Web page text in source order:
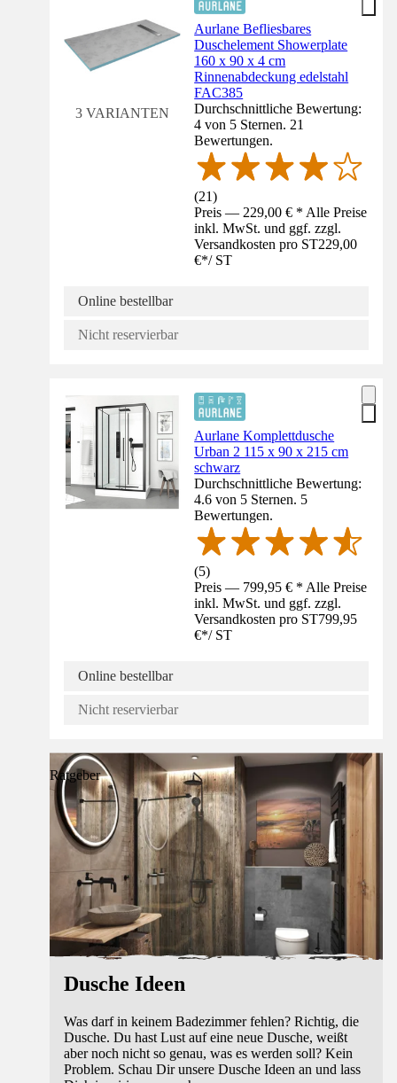
3 VARIANTEN
Aurlane Befliesbares
Duschelement Showerplate
160 x 90 x 4 cm
Rinnenabdeckung edelstahl
FAC385
Durchschnittliche Bewertung:
4 von 5 Sternen. 21
Bewertungen.
(21)
Preis — 229,00 € * Alle Preise
inkl. MwSt. und ggf. zzgl.
Versandkosten pro ST229,00
€*/ ST
Online bestellbar
Nicht reservierbar
Aurlane Komplettdusche
Urban 2 115 x 90 x 215 cm
schwarz
Durchschnittliche Bewertung:
4.6 von 5 Sternen. 5
Bewertungen.
(5)
Preis — 799,95 € * Alle Preise
inkl. MwSt. und ggf. zzgl.
Versandkosten pro ST799,95
€*/ ST
Online bestellbar
Nicht reservierbar
Ratgeber
Dusche Ideen
Was darf in keinem Badezimmer fehlen? Richtig, die
Dusche. Du hast Lust auf eine neue Dusche, weißt
aber noch nicht so genau, was es werden soll? Kein
Problem. Schau Dir unsere Dusche Ideen an und lass